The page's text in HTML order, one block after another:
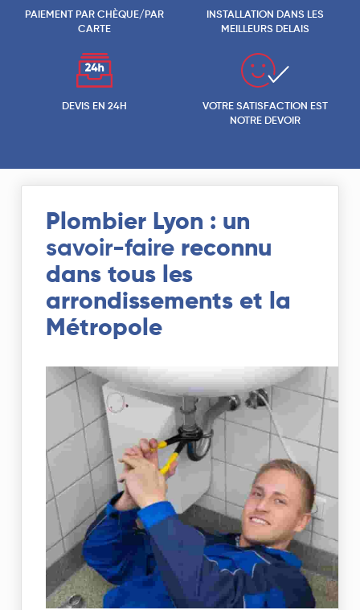
PAIEMENT PAR CHÈQUE/PAR
CARTE
INSTALLATION DANS LES
MEILLEURS DELAIS
DEVIS EN 24H
VOTRE SATISFACTION EST
NOTRE DEVOIR
Plombier Lyon : un
savoir-faire reconnu
dans tous les
arrondissements et la
Métropole